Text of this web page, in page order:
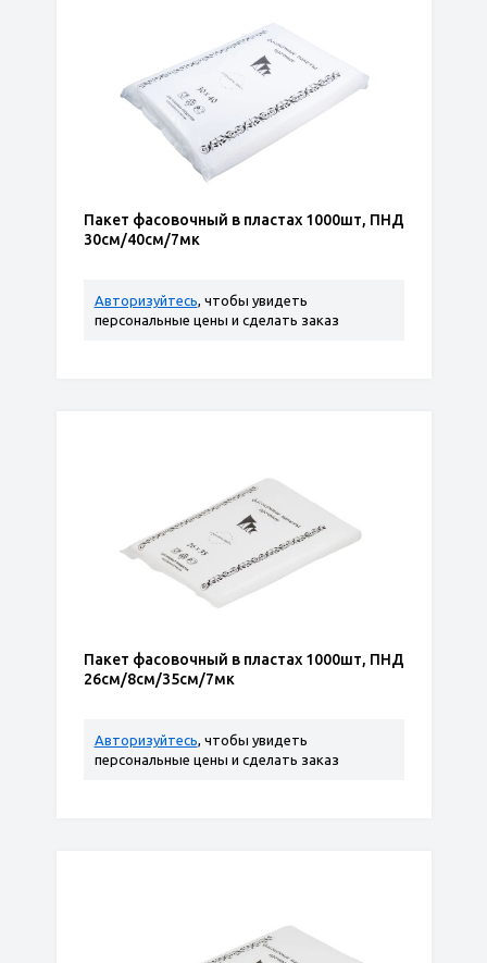
Пакет фасовочный в пластах 1000шт, ПНД
30см/40см/7мк
Авторизуйтесь, чтобы увидеть
персональные цены и сделать заказ
Пакет фасовочный в пластах 1000шт, ПНД
26см/8см/35см/7мк
Авторизуйтесь, чтобы увидеть
персональные цены и сделать заказ